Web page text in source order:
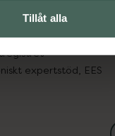
Tillåt alla
in gammal medicin
läkemedel
expertstöd, EES